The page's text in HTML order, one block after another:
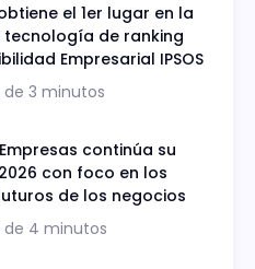
el 1er lugar en la
de ranking
Empresarial IPSOS
3 minutos
continúa su
con foco en los
de los negocios
de 4 minutos